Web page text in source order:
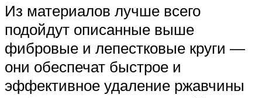
Из материалов лучше всего
подойдут описанные выше
фибровые и лепестковые круги —
они обеспечат быстрое и
эффективное удаление ржавчины